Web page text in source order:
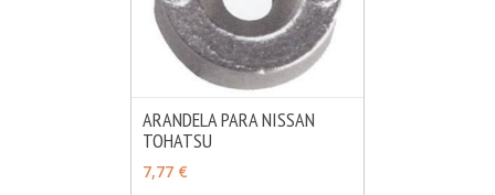
AÑADIR
ARANDELA PARA NISSAN
TOHATSU
7,77 €